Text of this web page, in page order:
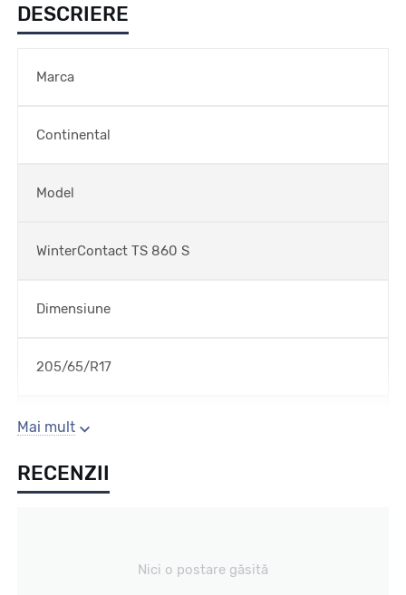
DESCRIERE
Marca
Continental
Model
WinterContact TS 860 S
Dimensiune
205/65/R17
Sezon
IARNA
Mai mult
RECENZII
Nici o postare găsită